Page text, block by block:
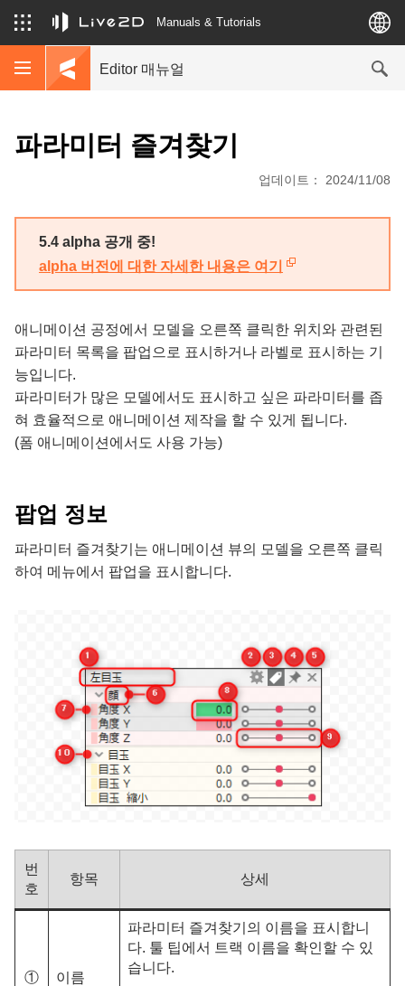
Manuals & Tutorials
Editor 매뉴얼
파라미터 즐겨찾기
업데이트： 2024/11/08
5.4 alpha 공개 중!
alpha 버전에 대한 자세한 내용은 여기
애니메이션 공정에서 모델을 오른쪽 클릭한 위치와 관련된
파라미터 목록을 팝업으로 표시하거나 라벨로 표시하는 기
능입니다.
파라미터가 많은 모델에서도 표시하고 싶은 파라미터를 좁
혀 효율적으로 애니메이션 제작을 할 수 있게 됩니다.
(폼 애니메이션에서도 사용 가능)
팝업 정보
파라미터 즐겨찾기는 애니메이션 뷰의 모델을 오른쪽 클릭
하여 메뉴에서 팝업을 표시합니다.
번
호
항목 상세
① 이름
파라미터 즐겨찾기의 이름을 표시합니
다. 툴 팁에서 트랙 이름을 확인할 수 있
습니다.